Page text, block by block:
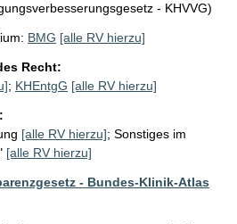
- KHVVG)
BMG [alle RV hierzu]
Recht:
; KHEntgG [alle RV hierzu]
[alle RV hierzu]; Sonstiges im
[alle RV hierzu]
- Bundes-Klinik-Atlas